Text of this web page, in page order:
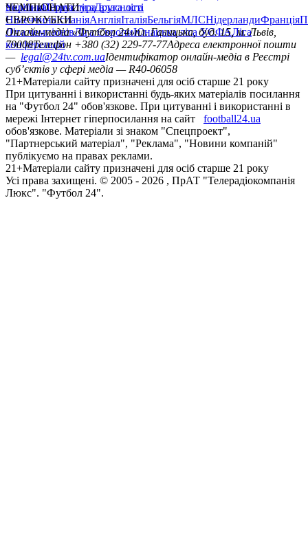
політикаСтруктура власності
УкраїнаПерша лігаДруга ліга
ЧЕМПІОНАТИ
НімеччинаІспаніяАнгліяІталіяБельгіяМЛСНідерландиФранція
ЄВРОКУБКИ
Ліга чемпіонівЛіга ЄвропиЮнацька ліга УЄФАЛіга
конференцій
Онлайн-медіа «Футбол 24»пл. Галицька, буд. 15, м. Львів,
79008Телефон +380 (32) 229-77-77Адреса електронної пошти
— legal@24tv.com.uaІдентифікатор онлайн-медіа в Реєстрі
суб’єктів у сфері медіа — R40-06058
21+Матеріали сайту призначені для осіб старше 21 року
При цитуванні і використанні будь-яких матеріалів посилання
на "Футбол 24" обов'язкове. При цитуванні і використанні в
мережі Інтернет гіперпосилання на сайт
football24.ua
обов'язкове. Матеріали зі знаком "Спецпроект",
"Партнерський матеріал", "Реклама", "Новини компаній"
публікуємо на правах реклами.
21+Матеріали сайту призначені для осіб старше 21 року
Усi права захищенi. © 2005 - 2026 , ПрАТ "Телерадіокомпанія
Люкс". "Футбол 24".